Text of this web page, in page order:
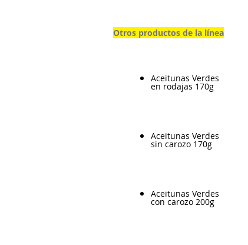
Otros productos de la línea
Aceitunas Verdes
en rodajas 170g
Aceitunas Verdes
sin carozo 170g
Aceitunas Verdes
con carozo 200g
Otros productos de la línea